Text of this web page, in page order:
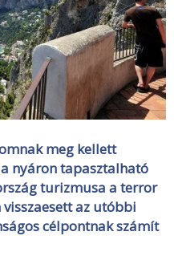
meg kellett
nyáron tapasztalható
turizmusa a terror
az utóbbi
célpontnak számít